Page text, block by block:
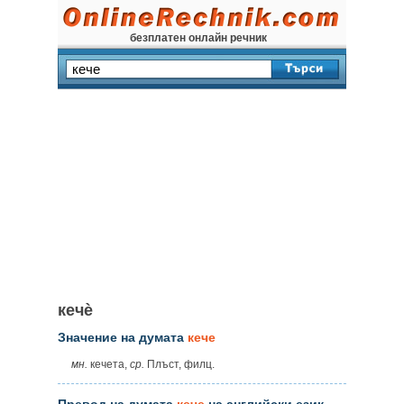
безплатен онлайн речник
кечѐ
Значение на думата кече
мн. кечета, ср. Плъст, филц.